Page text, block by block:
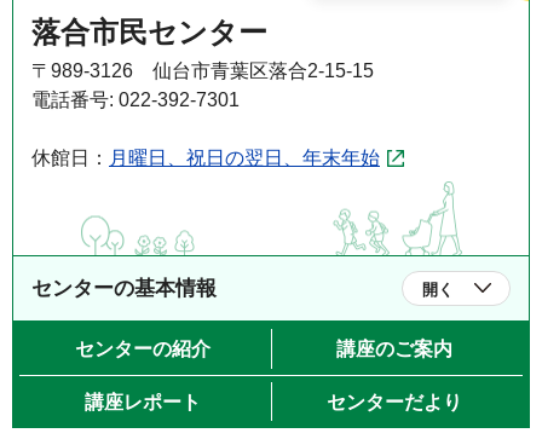
落合市民センター
〒989-3126 仙台市青葉区落合2-15-15
電話番号: 022-392-7301
休館日： 月曜日、祝日の翌日、年末年始
センターの基本情報 開く
センターの紹介 講座のご案内
講座レポート センターだより